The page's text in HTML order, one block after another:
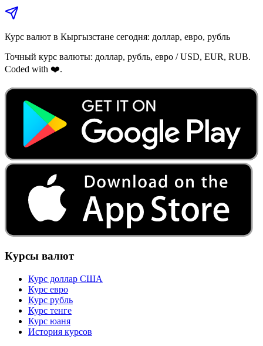
Курс валют в Кыргызстане сегодня: доллар, евро, рубль
Точный курс валюты: доллар, рубль, евро / USD, EUR, RUB.
Coded with ❤️.
Курсы валют
Курс доллар США
Курс евро
Курс рубль
Курс тенге
Курс юаня
История курсов